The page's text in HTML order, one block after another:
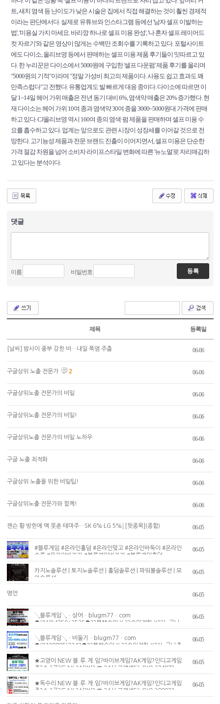
트, 새치 염색 등 난이도가 낮은 시술은 집에서 직접 해결하는 것이 훨씬 경제적
이라는 판단에서다. 실제로 유튜브와 인스타그램 등에선 '남자 셀프 이발하는
법', '미용실 가지 마세요. 바리깡 하나로 셀프 미용 완성', '나 혼자 셀프 레이어드
컷 자르기'와 같은 영상이 많게는 수백만 조회수를 기록하고 있다. 포털사이트
에도 다이소, 올리브영 등에서 판매하는 셀프 미용 제품 후기들이 잇따르고 있
다. 한 누리꾼은 다이소에서 5000원에 구입한 '셀프 다운펌' 제품 후기를 올리며
"5000원의 기적"이라며 "정말 가성비 최고의 제품이다. 사용도 쉽고 효과도 꽤
만족스럽다"고 전했다. 유통업계도 발 빠르게 대응 중이다. 다이소에 따르면 이
달 1~14일 헤어 가위 매출은 전년 동기 대비 6%, 염색약 매출은 20% 증가했다. 현
재 다이소는 헤어 가위 10여 종과 염색약 30여 종을 3000~5000원대 가격에 판매
하고 있다. CJ올리브영 역시 160여 종의 염색·펌 제품을 판매하며 셀프 미용 수
요를 흡수하고 있다. 업계는 앞으로도 관련 시장이 성장세를 이어갈 것으로 전
망한다. 고기능성 제품과 전문 브랜드 진출이 이어지면서, 셀프 미용은 단순한
가격 절감 차원을 넘어 소비자 라이프스타일 변화에 따른 '뉴노멀'로 자리매김하
고 있다는 분석이다.
스파크 로제비앙 모아엘가
클러스터용인 경남아
르지오
댓글
이름 비밀번호
제목 등록일
[날씨] 밤사이 중부 강한 비…내일 폭염 주춤 06-06
구글상위 노출 전문가 2 06-06
구글상위노출 전문가의 비밀 06-06
구글상위노출 전문가의 비밀! 06-06
구글상위노출 전문가의 비밀 노하우 06-06
구글 노출 최적화 06-06
구글상위 노출을 위한 비밀팁! 06-06
구글상위노출 전문가와 함께! 06-06
젠슨 황 방한에 맥 못춘 테마주…SK 6%·LG 5%↓[핫종목](종합) 06-05
#블루게임 #온라인홀덤 #온라인맞고 #온라인바둑이 #온라인
슬롯 #온라인바카라 #블루게임바카라 #블루게임홀덤
06-05
카지노솔루션 | 토지노솔루션 | 홀덤솔루션 | 파워볼솔루션 | 모
아솔루션
06-05
명언 06-05
↘블루게임↘ㆍ상어ㆍblugm77ㆍcom
●(010)4359+3525●??블랙승인 X ??승인전화 X??누구나
총판발급 ??사고이력 無??충ㆍ환전 신속??인디고게임 바이브
게임 몰디브게임 챔피언게임 AK게임
06-05
↘블루게임↘ㆍ비둘기ㆍblugm77ㆍcom
●(0109895)3243●??블랙승인 X ??승인전화 X??누구나총
판발급 ??사고이력 無??충ㆍ환*전 신속??인디고게임 바이브
게임 ak게임 몰디브게임 챔피언게임
06-05
★고양이 NEW 블.루.게.임?바이브게임?AK게임?인디고게임
주?소 ?골?드AK ?실?버? ☎ 24시 고객센터: OIO ?7487?
5866? ( 고객센터는 24시간 운영되어, 신규 회원 가입, 충전
계좌, 이용 문의 상담 가능)
06-05
★독수리 NEW 블.루.게.임?바이브게임?AK게임?인디고게임
주?소 ?골?드AK ?실?버? ☎ 24시 고객센터: OIO ?9893?
2096? ( 고객센터는 24시간 운영되어, 신규 회원 가입, 충전
06-05